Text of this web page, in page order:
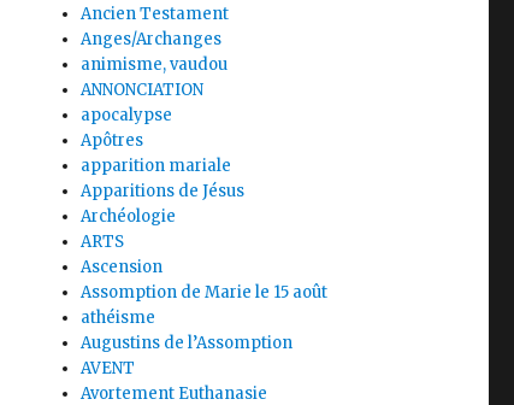
Ancien Testament
Anges/Archanges
animisme, vaudou
ANNONCIATION
apocalypse
Apôtres
apparition mariale
Apparitions de Jésus
Archéologie
ARTS
Ascension
Assomption de Marie le 15 août
athéisme
Augustins de l’Assomption
AVENT
Avortement Euthanasie